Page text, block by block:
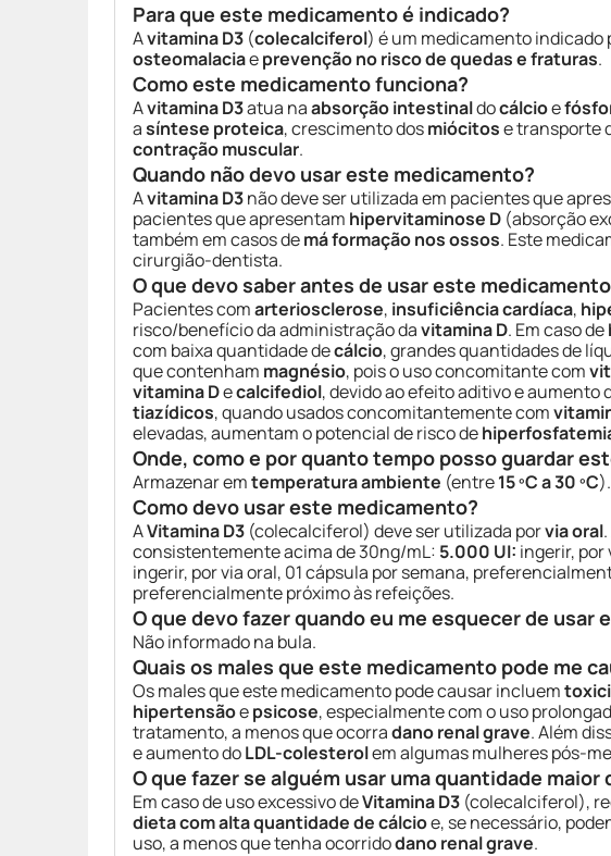
Para que este medicamento é indicado?
Avitamina D3 (colecalciferol) é um medicamento indicado
osteomalaciaeprevenção no risco de quedas e fraturas.
Como este medicamento funciona?
Avitamina D3atua naabsorção intestinaldocálcioe
asíntese proteica, crescimento dosmiócitose transporte
contração muscular.
Quando não devo usar este medicamento?
Avitamina D3não deve ser utilizada em pacientes que
pacientes que apresentam hipervitaminose D (absorção
também em casos demá formação nos ossos. Este
cirurgião-dentista.
O que devo saber antes de usar este
Pacientes comarteriosclerose, insuficiência cardíaca,
risco/benefício da administração davitamina D. Em caso de
com baixa quantidade decálcio, grandes quantidades de
que contenham magnésio, pois o uso concomitante com
vitamina Decalcifediol, devido ao efeito aditivo e
tiazídicos, quando usados concomitantemente com
elevadas, aumentam o potencial de risco de
Onde, como e por quanto tempo posso guardar
Armazenar emtemperatura ambiente (entre15 ºC a 30 ºC
Como devo usar este medicamento?
AVitamina D3 (colecalciferol) deve ser utilizada porvia oral
consistentemente acima de 30ng/mL: 5.000 UI: ingerir,
ingerir, por via oral, 01 cápsula por semana,
preferencialmente próximo às refeições.
O que devo fazer quando eu me esquecer de usar
Não informado na bula.
Quais os males que este medicamento pode me
Os males que este medicamento pode causar incluem
hipertensãoepsicose, especialmente com o uso
tratamento, a menos que ocorradano renal grave. Além
e aumento doLDL-colesterolem algumas mulheres pós-
O que fazer se alguém usar uma quantidade
Em caso de uso excessivo deVitamina D3 (colecalciferol),
dieta com alta quantidade de cálcioe, se necessário,
uso, a menos que tenha ocorridodano renal grave.